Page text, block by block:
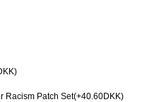
Racism Patch Set(+40.60DKK)